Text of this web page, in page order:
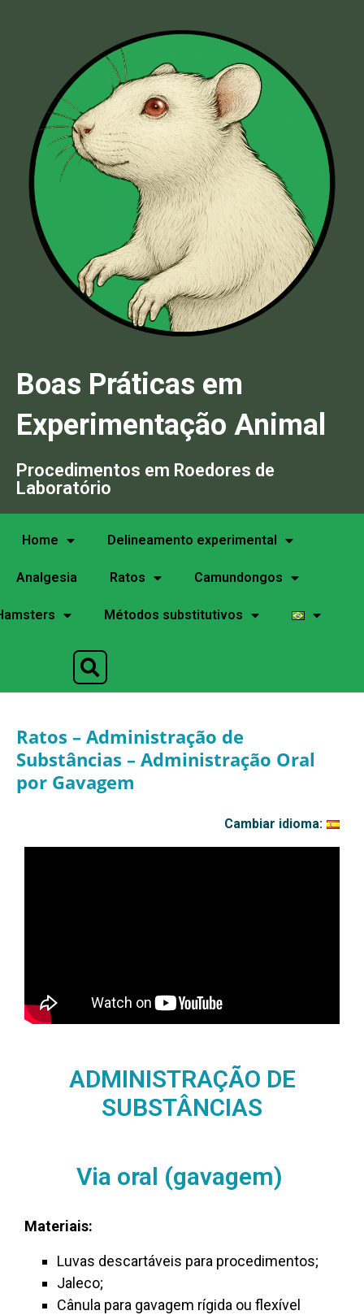
Boas Práticas em
Experimentação Animal
Procedimentos em Roedores de
Laboratório
Home Delineamento experimental
Analgesia Ratos Camundongos
Métodos substitutivos
Ratos – Administração de
Substâncias – Administração Oral
por Gavagem
Cambiar idioma:
ADMINISTRAÇÃO DE
SUBSTÂNCIAS
Via oral (gavagem)
Materiais:
Luvas descartáveis para procedimentos;
Jaleco;
Cânula para gavagem rígida ou flexível